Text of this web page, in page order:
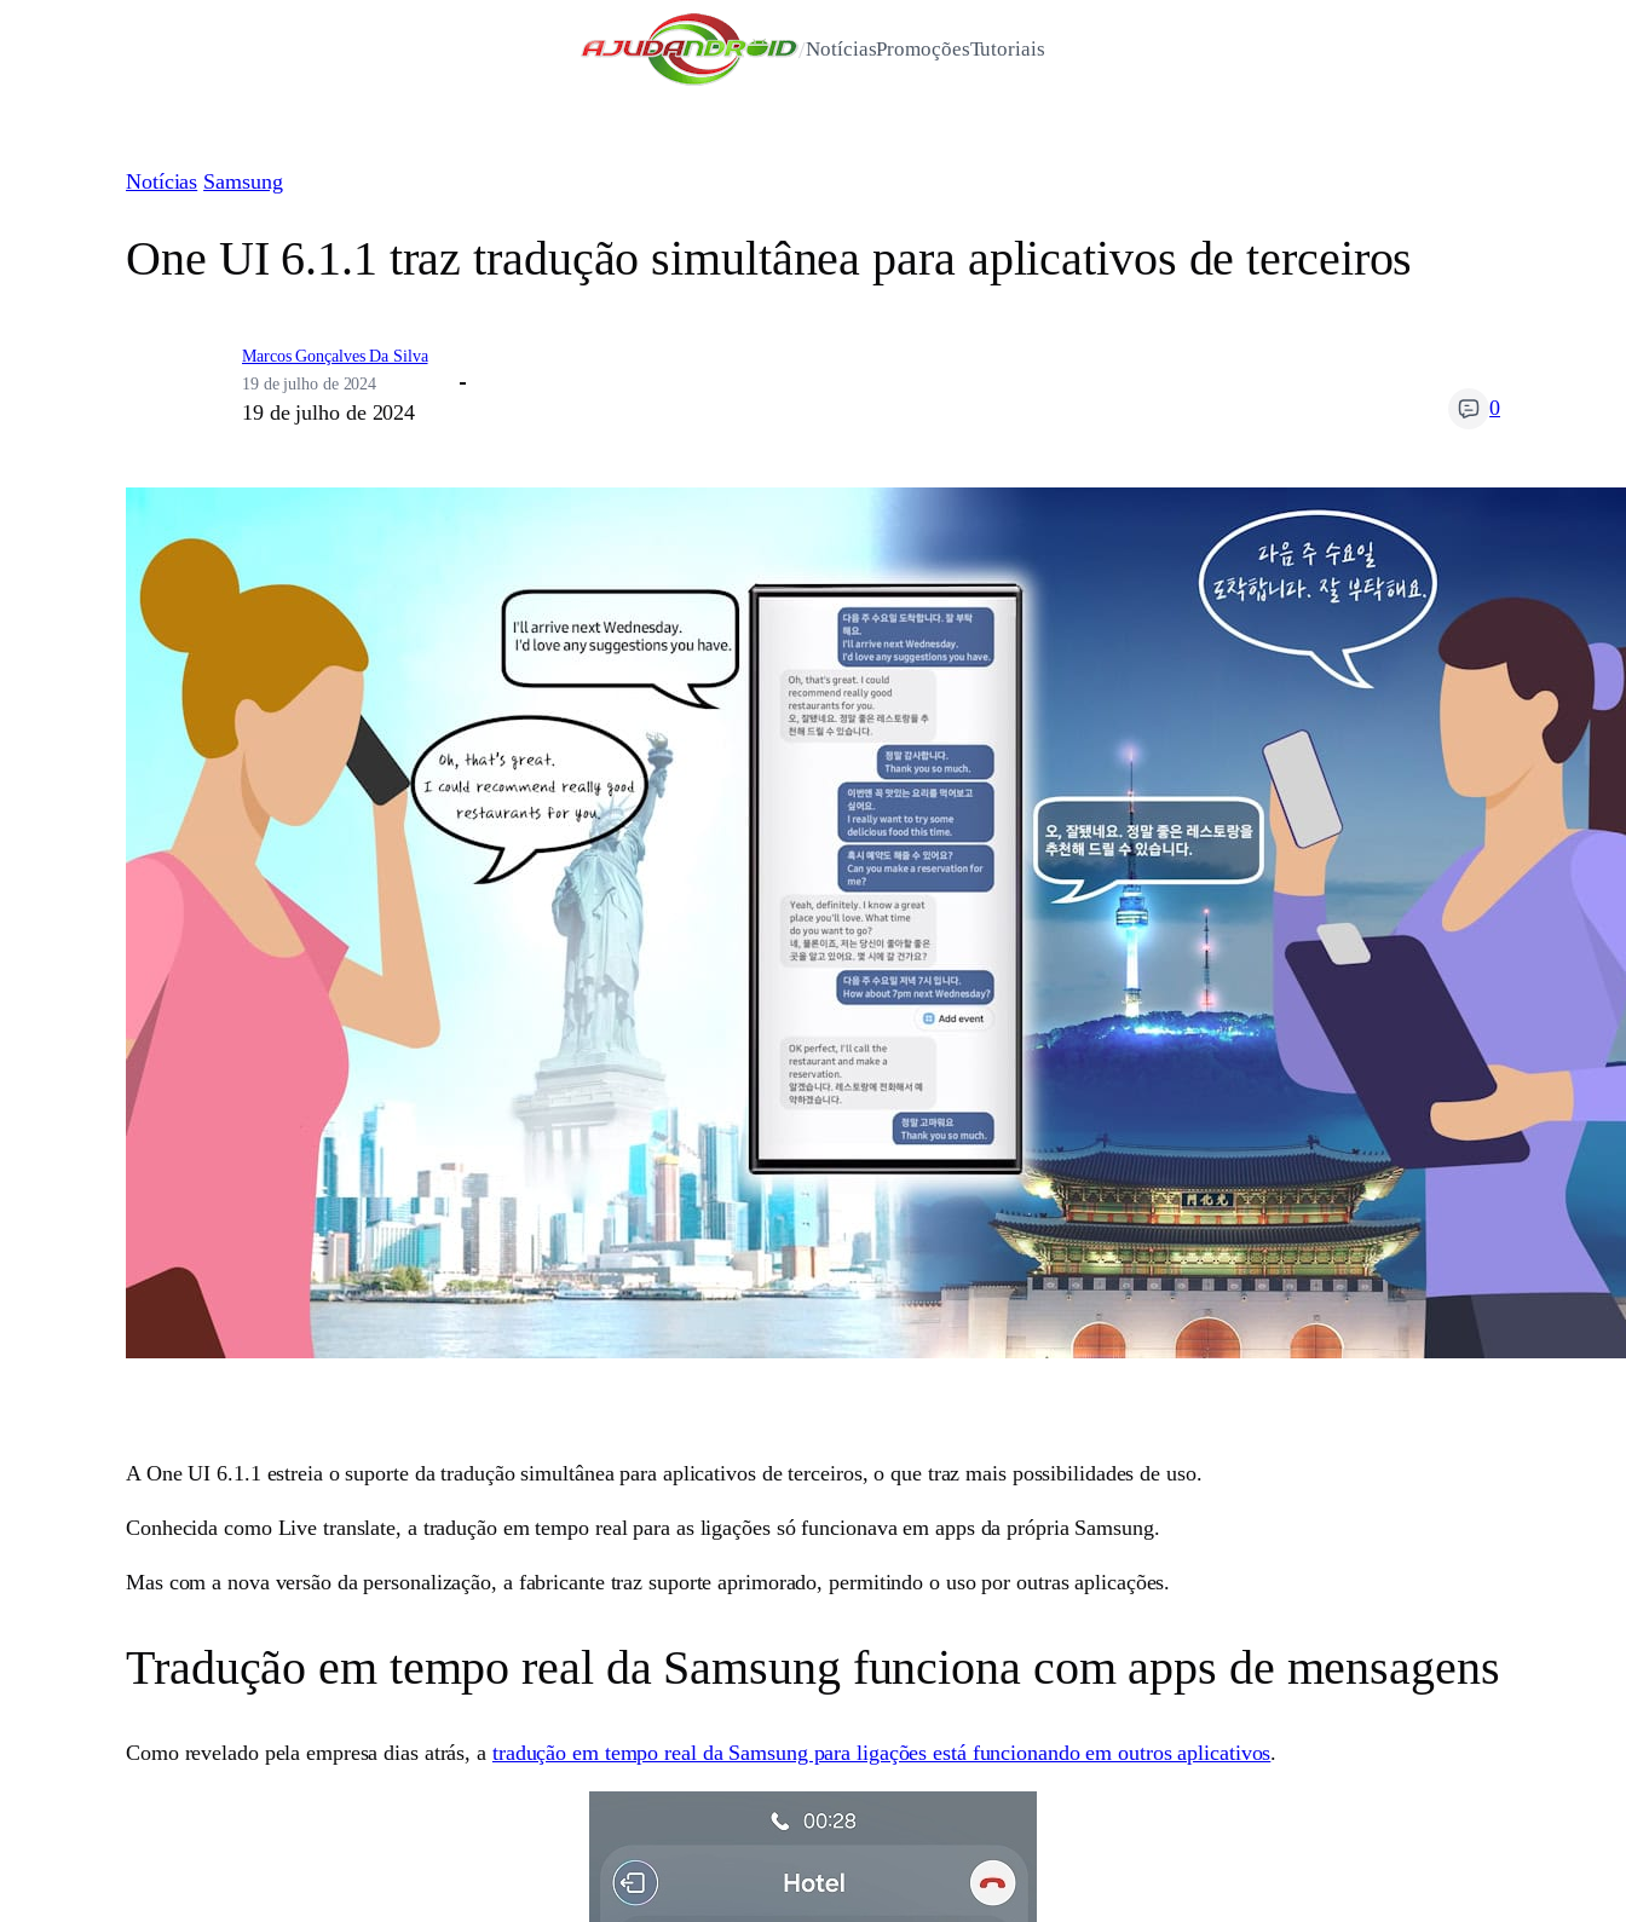
/NotíciasPromoçõesTutoriais
Notícias Samsung
One UI 6.1.1 traz tradução simultânea para aplicativos de terceiros
Marcos Gonçalves Da Silva
19 de julho de 2024
19 de julho de 2024 0
A One UI 6.1.1 estreia o suporte da tradução simultânea para aplicativos de terceiros, o que traz mais possibilidades de uso.
Conhecida como Live translate, a tradução em tempo real para as ligações só funcionava em apps da própria Samsung.
Mas com a nova versão da personalização, a fabricante traz suporte aprimorado, permitindo o uso por outras aplicações.
Tradução em tempo real da Samsung funciona com apps de mensagens
Como revelado pela empresa dias atrás, a tradução em tempo real da Samsung para ligações está funcionando em outros aplicativos.